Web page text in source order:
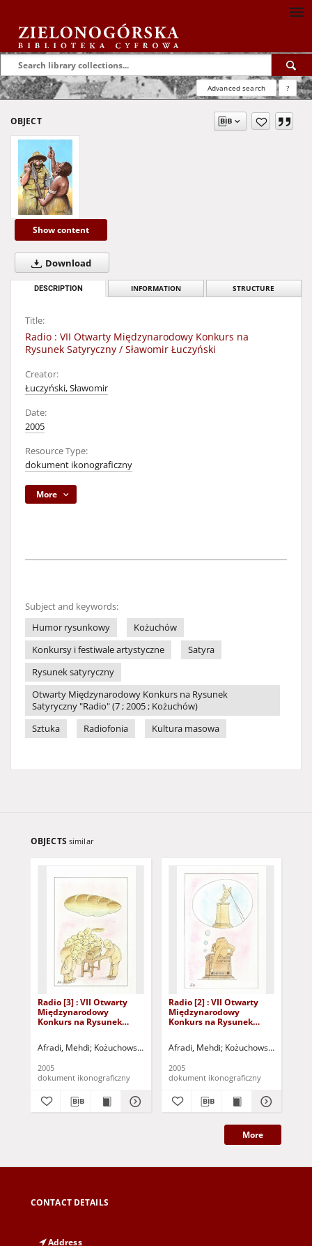
Advanced search ?
OBJECT
Show content
Download
DESCRIPTION INFORMATION STRUCTURE
Title:
Radio : VII Otwarty Międzynarodowy Konkurs na
Rysunek Satyryczny / Sławomir Łuczyński
Creator:
Łuczyński, Sławomir
Date:
2005
Resource Type:
dokument ikonograficzny
More
Subject and keywords:
Humor rysunkowy
Kożuchów
Konkursy i festiwale artystyczne
Satyra
Rysunek satyryczny
Otwarty Międzynarodowy Konkurs na Rysunek
Satyryczny "Radio" (7 ; 2005 ; Kożuchów)
Sztuka
Radiofonia Kultura masowa
OBJECTS similar
Radio [3] : VII Otwarty
Międzynarodowy
Konkurs na Rysunek
Afradi, Mehdi Kożuchowski Ośrodek Kultury i Sportu "Zamek"
2005
dokument ikonograficzny
Radio [2] : VII Otwarty
Międzynarodowy
Konkurs na Rysunek
Afradi, Mehdi Kożuchowski
2005
dokument ikonograficzny
More
CONTACT DETAILS
Address